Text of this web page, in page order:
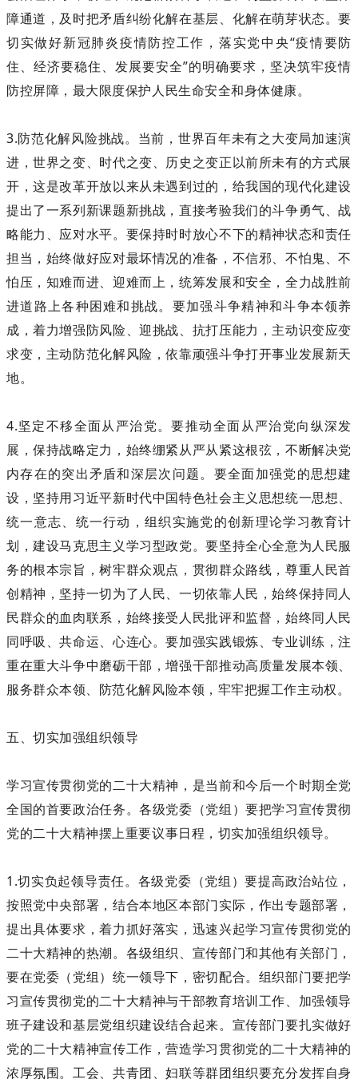
障通道，及时把矛盾纠纷化解在基层、化解在萌芽状态。要
切实做好新冠肺炎疫情防控工作，落实党中央“疫情要防
住、经济要稳住、发展要安全”的明确要求，坚决筑牢疫情
防控屏障，最大限度保护人民生命安全和身体健康。
3.防范化解风险挑战。当前，世界百年未有之大变局加速演
进，世界之变、时代之变、历史之变正以前所未有的方式展
开，这是改革开放以来从未遇到过的，给我国的现代化建设
提出了一系列新课题新挑战，直接考验我们的斗争勇气、战
略能力、应对水平。要保持时时放心不下的精神状态和责任
担当，始终做好应对最坏情况的准备，不信邪、不怕鬼、不
怕压，知难而进、迎难而上，统筹发展和安全，全力战胜前
进道路上各种困难和挑战。要加强斗争精神和斗争本领养
成，着力增强防风险、迎挑战、抗打压能力，主动识变应变
求变，主动防范化解风险，依靠顽强斗争打开事业发展新天
地。
4.坚定不移全面从严治党。要推动全面从严治党向纵深发
展，保持战略定力，始终绷紧从严从紧这根弦，不断解决党
内存在的突出矛盾和深层次问题。要全面加强党的思想建
设，坚持用习近平新时代中国特色社会主义思想统一思想、
统一意志、统一行动，组织实施党的创新理论学习教育计
划，建设马克思主义学习型政党。要坚持全心全意为人民服
务的根本宗旨，树牢群众观点，贯彻群众路线，尊重人民首
创精神，坚持一切为了人民、一切依靠人民，始终保持同人
民群众的血肉联系，始终接受人民批评和监督，始终同人民
同呼吸、共命运、心连心。要加强实践锻炼、专业训练，注
重在重大斗争中磨砺干部，增强干部推动高质量发展本领、
服务群众本领、防范化解风险本领，牢牢把握工作主动权。
五、切实加强组织领导
学习宣传贯彻党的二十大精神，是当前和今后一个时期全党
全国的首要政治任务。各级党委（党组）要把学习宣传贯彻
党的二十大精神摆上重要议事日程，切实加强组织领导。
1.切实负起领导责任。各级党委（党组）要提高政治站位，
按照党中央部署，结合本地区本部门实际，作出专题部署，
提出具体要求，着力抓好落实，迅速兴起学习宣传贯彻党的
二十大精神的热潮。各级组织、宣传部门和其他有关部门，
要在党委（党组）统一领导下，密切配合。组织部门要把学
习宣传贯彻党的二十大精神与干部教育培训工作、加强领导
班子建设和基层党组织建设结合起来。宣传部门要扎实做好
党的二十大精神宣传工作，营造学习贯彻党的二十大精神的
浓厚氛围。工会、共青团、妇联等群团组织要充分发挥自身